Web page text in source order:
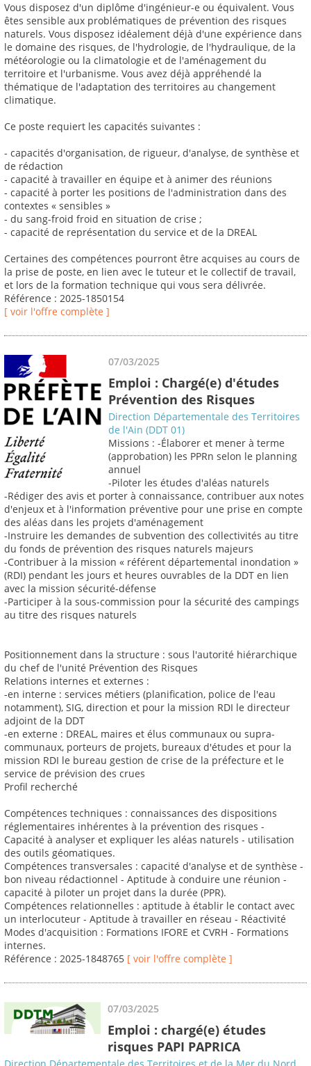
Vous disposez d'un diplôme d'ingénieur-e ou équivalent. Vous
êtes sensible aux problématiques de prévention des risques
naturels. Vous disposez idéalement déjà d'une expérience dans
le domaine des risques, de l'hydrologie, de l'hydraulique, de la
météorologie ou la climatologie et de l'aménagement du
territoire et l'urbanisme. Vous avez déjà appréhendé la
thématique de l'adaptation des territoires au changement
climatique.
Ce poste requiert les capacités suivantes :
- capacités d'organisation, de rigueur, d'analyse, de synthèse et
de rédaction
- capacité à travailler en équipe et à animer des réunions
- capacité à porter les positions de l'administration dans des
contextes « sensibles »
- du sang-froid froid en situation de crise ;
- capacité de représentation du service et de la DREAL
Certaines des compétences pourront être acquises au cours de
la prise de poste, en lien avec le tuteur et le collectif de travail,
et lors de la formation technique qui vous sera délivrée.
Référence : 2025-1850154
[ voir l'offre complète ]
07/03/2025
Emploi : Chargé(e) d'études
Prévention des Risques
Direction Départementale des Territoires
de l'Ain (DDT 01)
Missions : -Élaborer et mener à terme
(approbation) les PPRn selon le planning
annuel
-Piloter les études d'aléas naturels
-Rédiger des avis et porter à connaissance, contribuer aux notes
d'enjeux et à l'information préventive pour une prise en compte
des aléas dans les projets d'aménagement
-Instruire les demandes de subvention des collectivités au titre
du fonds de prévention des risques naturels majeurs
-Contribuer à la mission « référent départemental inondation »
(RDI) pendant les jours et heures ouvrables de la DDT en lien
avec la mission sécurité-défense
-Participer à la sous-commission pour la sécurité des campings
au titre des risques naturels
Positionnement dans la structure : sous l'autorité hiérarchique
du chef de l'unité Prévention des Risques
Relations internes et externes :
-en interne : services métiers (planification, police de l'eau
notamment), SIG, direction et pour la mission RDI le directeur
adjoint de la DDT
-en externe : DREAL, maires et élus communaux ou supra-
communaux, porteurs de projets, bureaux d'études et pour la
mission RDI le bureau gestion de crise de la préfecture et le
service de prévision des crues
Profil recherché
Compétences techniques : connaissances des dispositions
réglementaires inhérentes à la prévention des risques -
Capacité à analyser et expliquer les aléas naturels - utilisation
des outils géomatiques.
Compétences transversales : capacité d'analyse et de synthèse -
bon niveau rédactionnel - Aptitude à conduire une réunion -
capacité à piloter un projet dans la durée (PPR).
Compétences relationnelles : aptitude à établir le contact avec
un interlocuteur - Aptitude à travailler en réseau - Réactivité
Modes d'acquisition : Formations IFORE et CVRH - Formations
internes.
Référence : 2025-1848765 [ voir l'offre complète ]
07/03/2025
Emploi : chargé(e) études
risques PAPI PAPRICA